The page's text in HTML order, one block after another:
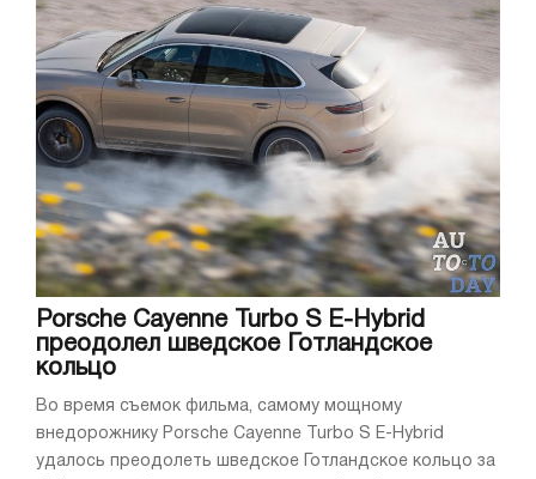
Porsche Cayenne Turbo S E-Hybrid
преодолел шведское Готландское
кольцо
Во время съемок фильма, самому мощному
внедорожнику Porsche Cayenne Turbo S E-Hybrid
удалось преодолеть шведское Готландское кольцо за